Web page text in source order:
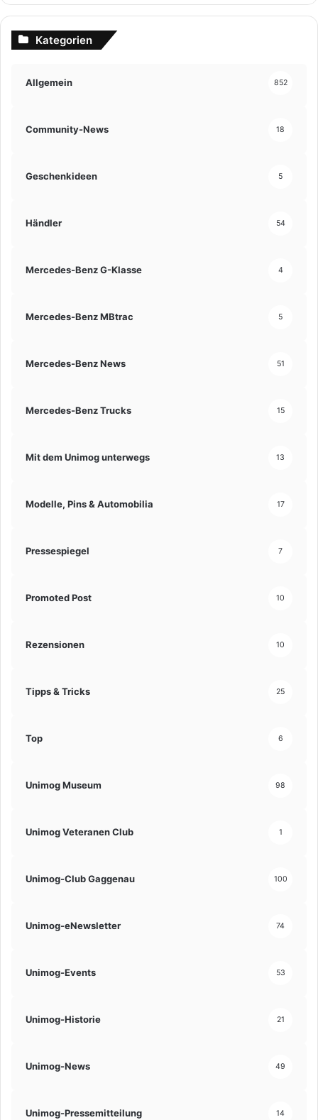
Kategorien
Allgemein 852
Community-News 18
Geschenkideen 5
Händler 54
Mercedes-Benz G-Klasse 4
Mercedes-Benz MBtrac 5
Mercedes-Benz News 51
Mercedes-Benz Trucks 15
Mit dem Unimog unterwegs 13
Modelle, Pins & Automobilia 17
Pressespiegel 7
Promoted Post 10
Rezensionen 10
Tipps & Tricks 25
Top 6
Unimog Museum 98
Unimog Veteranen Club 1
Unimog-Club Gaggenau 100
Unimog-eNewsletter 74
Unimog-Events 53
Unimog-Historie 21
Unimog-News 49
Unimog-Pressemitteilung 14